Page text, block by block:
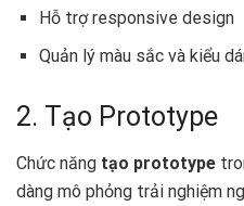
Hỗ trợ responsive design
Quản lý màu sắc và kiểu
2. Tạo Prototype
Chức năng tạo prototype
dàng mô phỏng trải nghiệm